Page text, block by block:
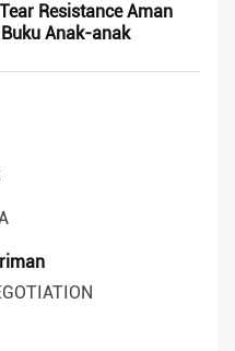
Resistance Aman
Anak-anak